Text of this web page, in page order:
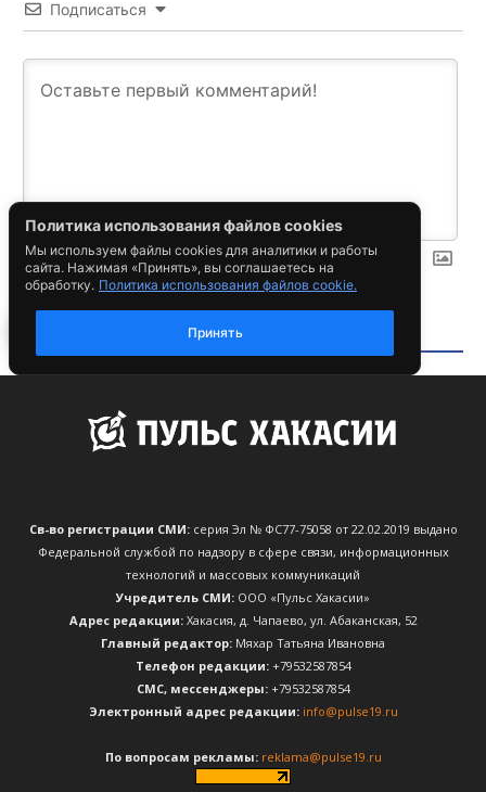
Св-во регистрации СМИ:серия Эл № ФС77-75058 от 22.02.2019 выдано
Федеральной службой по надзору в сфере связи, информационных
технологий и массовых коммуникаций
Учредитель СМИ: ООО «Пульс Хакасии»
Адрес редакции:Хакасия, д. Чапаево, ул. Абаканская, 52
Главный редактор: Мяхар Татьяна Ивановна
Телефон редакции:+79532587854
CМС, мессенджеры:+79532587854
Электронный адрес редакции: info@pulse19.ru
По вопросам рекламы: reklama@pulse19.ru